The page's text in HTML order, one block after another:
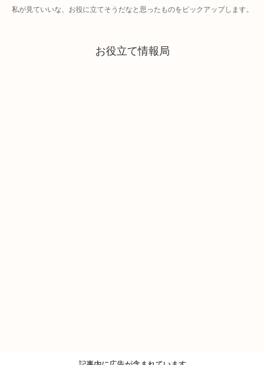
私が見ていいな、お役に立てそうだなと思ったものをピックアップします。
お役立て情報局